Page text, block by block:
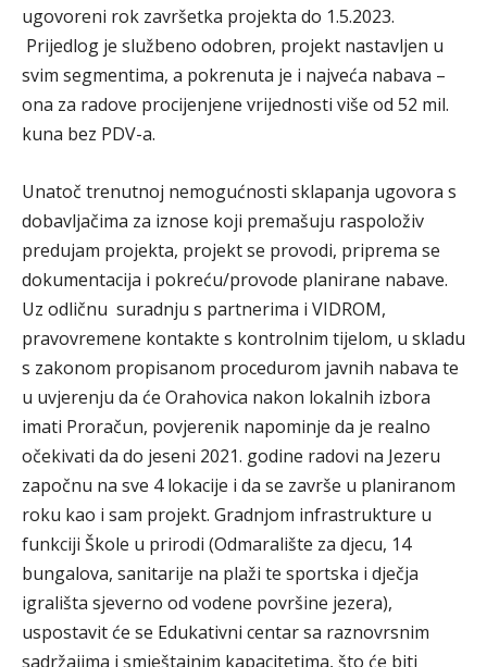
ugovoreni rok završetka projekta do 1.5.2023.
Prijedlog je službeno odobren, projekt nastavljen u
svim segmentima, a pokrenuta je i najveća nabava –
ona za radove procijenjene vrijednosti više od 52 mil.
kuna bez PDV-a.
Unatoč trenutnoj nemogućnosti sklapanja ugovora s
dobavljačima za iznose koji premašuju raspoloživ
predujam projekta, projekt se provodi, priprema se
dokumentacija i pokreću/provode planirane nabave.
Uz odličnu suradnju s partnerima i VIDROM,
pravovremene kontakte s kontrolnim tijelom, u skladu
s zakonom propisanom procedurom javnih nabava te
u uvjerenju da će Orahovica nakon lokalnih izbora
imati Proračun, povjerenik napominje da je realno
očekivati da do jeseni 2021. godine radovi na Jezeru
započnu na sve 4 lokacije i da se završe u planiranom
roku kao i sam projekt. Gradnjom infrastrukture u
funkciji Škole u prirodi (Odmaralište za djecu, 14
bungalova, sanitarije na plaži te sportska i dječja
igrališta sjeverno od vodene površine jezera),
uspostavit će se Edukativni centar sa raznovrsnim
sadržajima i smještajnim kapacitetima, što će biti